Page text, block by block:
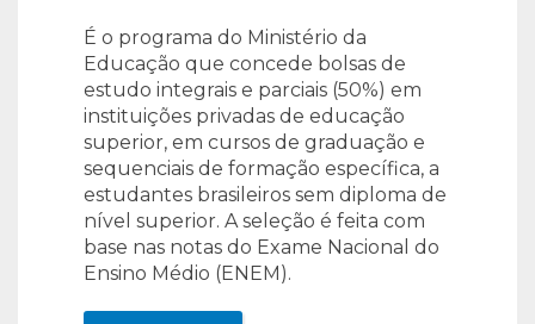
É o programa do Ministério da
Educação que concede bolsas de
estudo integrais e parciais (50%) em
instituições privadas de educação
superior, em cursos de graduação e
sequenciais de formação específica, a
estudantes brasileiros sem diploma de
nível superior. A seleção é feita com
base nas notas do Exame Nacional do
Ensino Médio (ENEM).